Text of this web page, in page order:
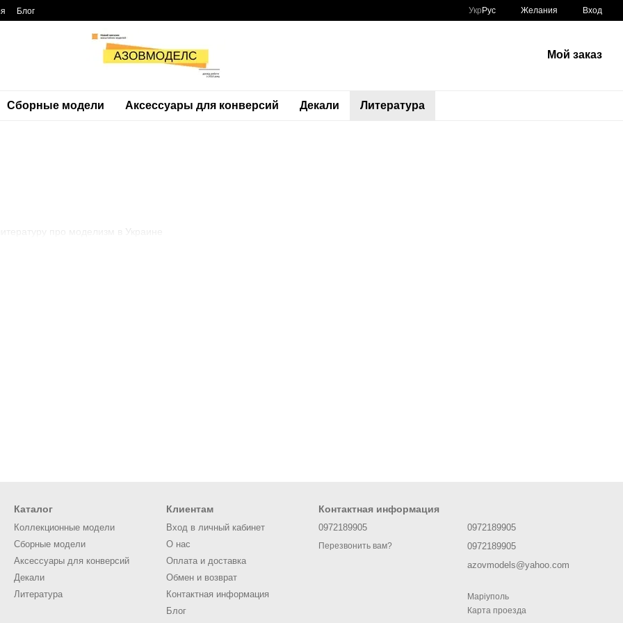
Блог Укр Рус Желания Вход
Мой заказ
Сборные модели Аксессуары для конверсий Декали Литература
про моделизм в Украине
Каталог
Коллекционные модели
Сборные модели
Аксессуары для конверсий
Декали
Литература
Клиентам
Вход в личный кабинет
О нас
Оплата и доставка
Обмен и возврат
Контактная информация
Блог
Контактная информация
0972189905
Перезвонить вам?
0972189905
0972189905
azovmodels@yahoo.com
Маріуполь
Карта проезда